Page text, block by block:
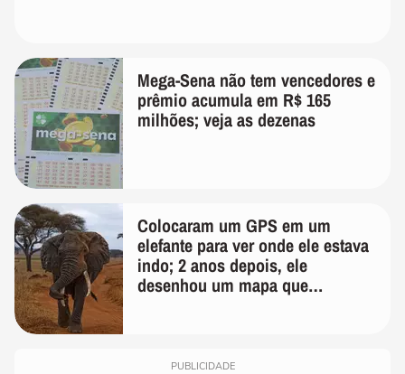
Mega-Sena não tem vencedores e
prêmio acumula em R$ 165
milhões; veja as dezenas
Colocaram um GPS em um
elefante para ver onde ele estava
indo; 2 anos depois, ele
desenhou um mapa que
PUBLICIDADE